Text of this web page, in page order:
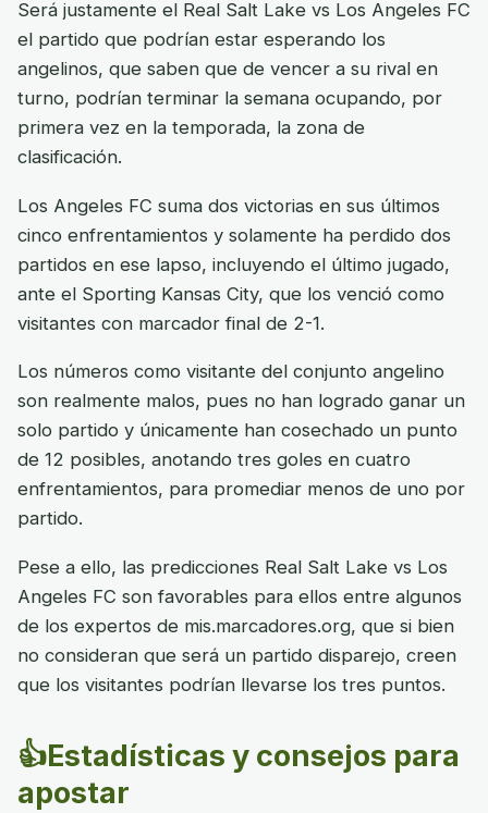
Será justamente el Real Salt Lake vs Los Angeles FC
el partido que podrían estar esperando los
angelinos, que saben que de vencer a su rival en
turno, podrían terminar la semana ocupando, por
primera vez en la temporada, la zona de
clasificación.
Los Angeles FC suma dos victorias en sus últimos
cinco enfrentamientos y solamente ha perdido dos
partidos en ese lapso, incluyendo el último jugado,
ante el Sporting Kansas City, que los venció como
visitantes con marcador final de 2-1.
Los números como visitante del conjunto angelino
son realmente malos, pues no han logrado ganar un
solo partido y únicamente han cosechado un punto
de 12 posibles, anotando tres goles en cuatro
enfrentamientos, para promediar menos de uno por
partido.
Pese a ello, las predicciones Real Salt Lake vs Los
Angeles FC son favorables para ellos entre algunos
de los expertos de mis.marcadores.org, que si bien
no consideran que será un partido disparejo, creen
que los visitantes podrían llevarse los tres puntos.
👍Estadísticas y consejos para
apostar